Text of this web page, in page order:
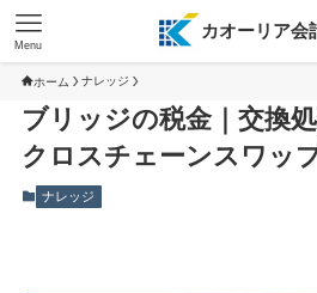
カオーリア会
Menu
ホーム ナレッジ
ブリッジの税金｜交換
クロスチェーンスワッ
ナレッジ